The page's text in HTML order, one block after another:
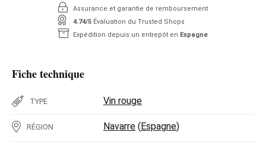
Assurance et garantie de remboursement
4.74/5 Évaluation du Trusted Shops
Expédition depuis un entrepôt en Espagne
Fiche technique
TYPE Vin rouge
RÉGION Navarre (Espagne)